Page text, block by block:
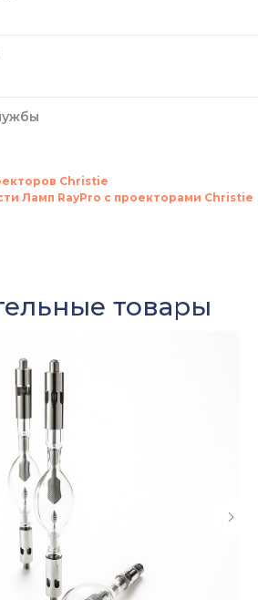
Christie
Ламп RayPro с проекторами Christie
товары
в ближайшее